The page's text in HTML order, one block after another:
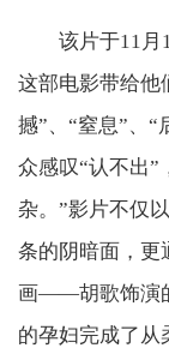
该片于11月
这部电影带给他
撼”、“窒息”、
众感叹“认不出”
杂。”影片不仅
条的阴暗面，更
画——胡歌饰演
的孕妇完成了从